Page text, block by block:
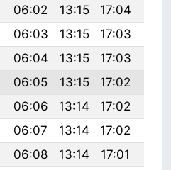
06:02 13:15 17:04
06:03 13:15 17:03
06:04 13:15 17:03
06:05 13:15 17:02
06:06 13:14 17:02
06:07 13:14 17:02
06:08 13:14 17:01